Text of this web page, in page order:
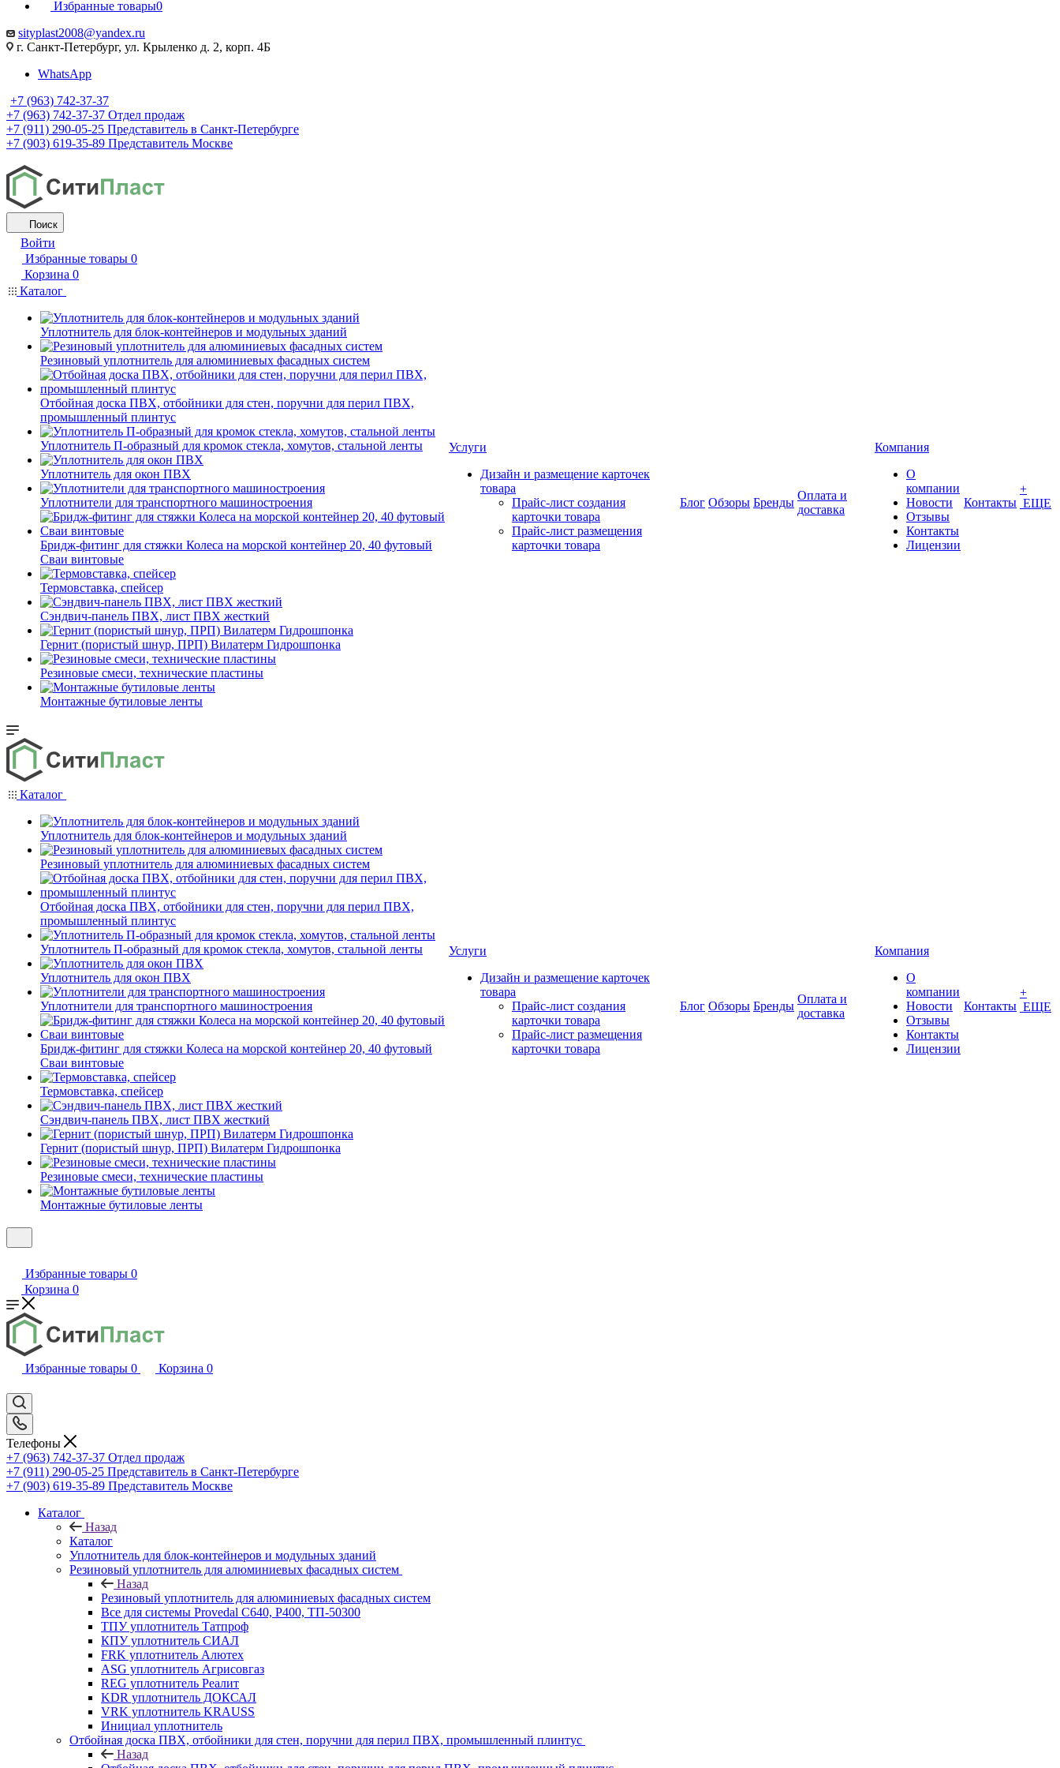
Избранные товары0
sityplast2008@yandex.ru
г. Санкт-Петербург, ул. Крыленко д. 2, корп. 4Б
WhatsApp
+7 (963) 742-37-37
+7 (963) 742-37-37 Отдел продаж
+7 (911) 290-05-25 Представитель в Санкт-Петербурге
+7 (903) 619-35-89 Представитель Москве
Поиск
Войти
Избранные товары 0
Корзина 0
Каталог
Уплотнитель для блок-контейнеров и модульных зданий
Резиновый уплотнитель для алюминиевых фасадных систем
Отбойная доска ПВХ, отбойники для стен, поручни для перил ПВХ,
промышленный плинтус
Уплотнитель П-образный для кромок стекла, хомутов, стальной ленты
Уплотнитель для окон ПВХ
Уплотнители для транспортного машиностроения
Бридж-фитинг для стяжки Колеса на морской контейнер 20, 40 футовый
Сваи винтовые
Термовставка, спейсер
Сэндвич-панель ПВХ, лист ПВХ жесткий
Гернит (пористый шнур, ПРП) Вилатерм Гидрошпонка
Резиновые смеси, технические пластины
Монтажные бутиловые ленты
Услуги
Дизайн и размещение карточек
товара
Прайс-лист создания
карточки товара
Прайс-лист размещения
карточки товара
Блог Обзоры Бренды
Оплата и
доставка
Компания
О
компании
Новости
Отзывы
Контакты
Лицензии
Контакты
+
ЕЩЕ
Каталог
Уплотнитель для блок-контейнеров и модульных зданий
Резиновый уплотнитель для алюминиевых фасадных систем
Отбойная доска ПВХ, отбойники для стен, поручни для перил ПВХ,
промышленный плинтус
Уплотнитель П-образный для кромок стекла, хомутов, стальной ленты
Уплотнитель для окон ПВХ
Уплотнители для транспортного машиностроения
Бридж-фитинг для стяжки Колеса на морской контейнер 20, 40 футовый
Сваи винтовые
Термовставка, спейсер
Сэндвич-панель ПВХ, лист ПВХ жесткий
Гернит (пористый шнур, ПРП) Вилатерм Гидрошпонка
Резиновые смеси, технические пластины
Монтажные бутиловые ленты
Услуги
Дизайн и размещение карточек
товара
Прайс-лист создания
карточки товара
Прайс-лист размещения
карточки товара
Блог Обзоры Бренды
Оплата и
доставка
Компания
О
компании
Новости
Отзывы
Контакты
Лицензии
Контакты
+
ЕЩЕ
Избранные товары 0
Корзина 0
Избранные товары 0 Корзина 0
Телефоны
+7 (963) 742-37-37 Отдел продаж
+7 (911) 290-05-25 Представитель в Санкт-Петербурге
+7 (903) 619-35-89 Представитель Москве
Каталог
Назад
Каталог
Уплотнитель для блок-контейнеров и модульных зданий
Резиновый уплотнитель для алюминиевых фасадных систем
Назад
Резиновый уплотнитель для алюминиевых фасадных систем
Все для системы Provedal С640, Р400, ТП-50300
ТПУ уплотнитель Татпроф
КПУ уплотнитель СИАЛ
FRK уплотнитель Алютех
ASG уплотнитель Агрисовгаз
REG уплотнитель Реалит
KDR уплотнитель ДОКСАЛ
VRK уплотнитель KRAUSS
Инициал уплотнитель
Отбойная доска ПВХ, отбойники для стен, поручни для перил ПВХ, промышленный плинтус
Назад